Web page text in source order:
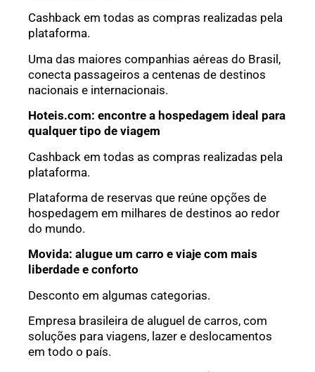
Cashback em todas as compras realizadas pela
plataforma.
Uma das maiores companhias aéreas do Brasil,
conecta passageiros a centenas de destinos
nacionais e internacionais.
Hoteis.com: encontre a hospedagem ideal para
qualquer tipo de viagem
Cashback em todas as compras realizadas pela
plataforma.
Plataforma de reservas que reúne opções de
hospedagem em milhares de destinos ao redor
do mundo.
Movida: alugue um carro e viaje com mais
liberdade e conforto
Desconto em algumas categorias.
Empresa brasileira de aluguel de carros, com
soluções para viagens, lazer e deslocamentos
em todo o país.